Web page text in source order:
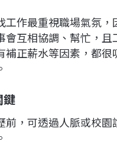
工作最重視職場氣氛
會互相協調、幫忙，
補正薪水等因素，都
鍵
前，可透過人脈或校